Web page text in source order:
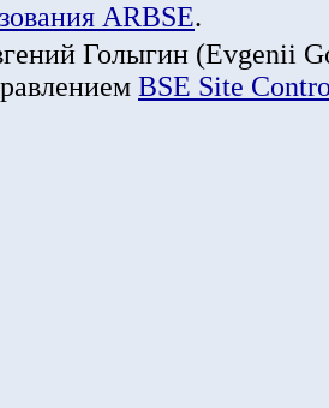
ARBSE.
Голыгин (Evgenii
BSE Site